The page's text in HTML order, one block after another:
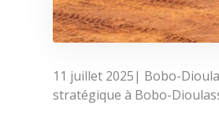
11 juillet 2025| Bobo-
stratégique à Bobo-